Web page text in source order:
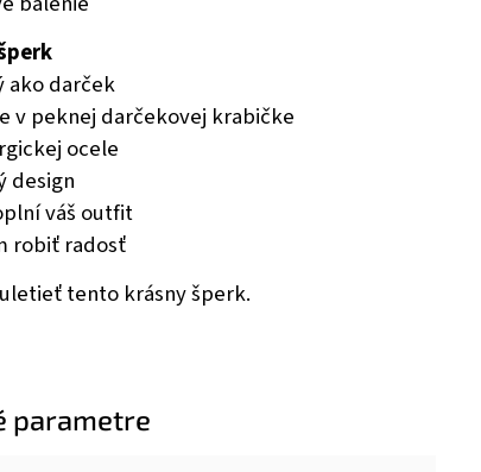
ako darček
v peknej darčekovej krabičke
ocele
design
váš outfit
robiť radosť
tento krásny šperk.
parametre